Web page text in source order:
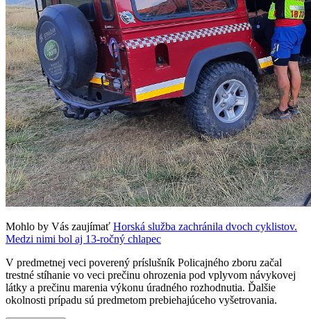
Mohlo by Vás zaujímať Horská služba zachránila dvoch cyklistov.
Medzi nimi bol aj 13-ročný chlapec
V predmetnej veci poverený príslušník Policajného zboru začal
trestné stíhanie vo veci prečinu ohrozenia pod vplyvom návykovej
látky a prečinu marenia výkonu úradného rozhodnutia. Ďalšie
okolnosti prípadu sú predmetom prebiehajúceho vyšetrovania.